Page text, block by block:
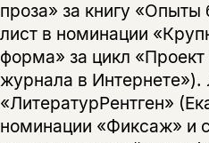
проза» за книгу
лист в номинации
форма» за цикл «Проект
журнала в
«ЛитературРентген»
номинации «Фиксаж» и